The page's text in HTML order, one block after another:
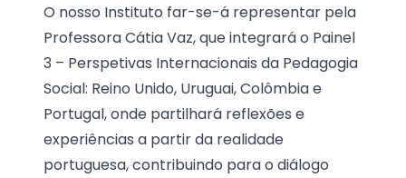
O nosso Instituto far-se-á representar pela
Professora Cátia Vaz, que integrará o Painel
3 – Perspetivas Internacionais da Pedagogia
Social: Reino Unido, Uruguai, Colômbia e
Portugal, onde partilhará reflexões e
experiências a partir da realidade
portuguesa, contribuindo para o diálogo